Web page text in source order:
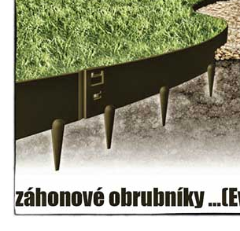
Kaple u polní cesty východně od zámku v
Jimlíně
Kaple svatého Rocha na zvířecím hřbitově v
Jimlíně
Kaple v zahradě domu čp. 55 v Jimlíně
Kaple svatého Josefa v Jimlíně
Márnice na hřbitově v Opočně u Loun
Kostel Nanebevzetí Panny Marie v Opočně
Kostel svaté Barbory v Otvicích
Kostel svatého archanděla Michaela ve